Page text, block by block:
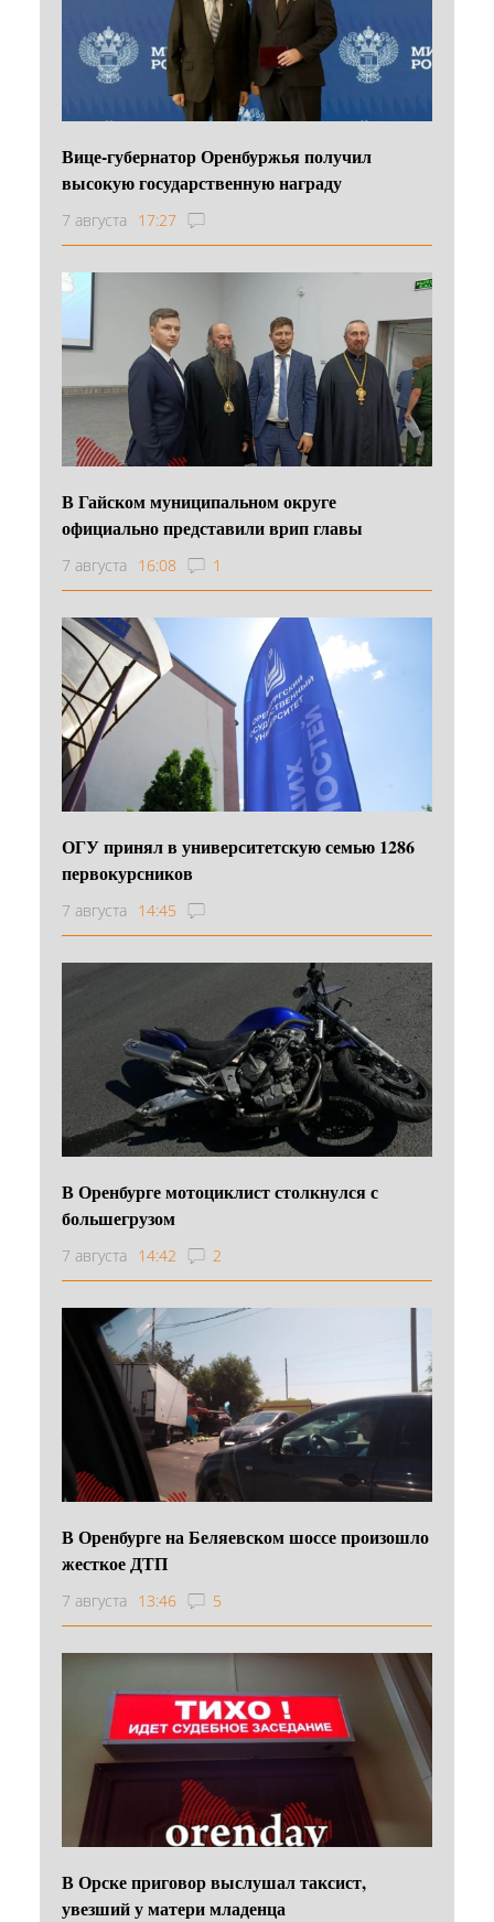
Вице-губернатор Оренбуржья получил
высокую государственную награду
7 августа 17:27
В Гайском муниципальном округе
официально представили врип главы
7 августа 16:08 1
ОГУ принял в университетскую семью 1286
первокурсников
7 августа 14:45
В Оренбурге мотоциклист столкнулся с
большегрузом
7 августа 14:42 2
В Оренбурге на Беляевском шоссе произошло
жесткое ДТП
7 августа 13:46 5
В Орске приговор выслушал таксист,
увезший у матери младенца